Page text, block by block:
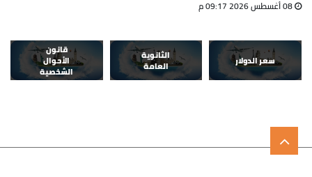
سعر الدولار
الثانوية
العامة
قانون
الأحوال
الشخصية